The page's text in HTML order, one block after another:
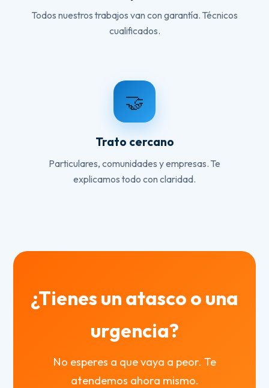
Todos nuestros trabajos van con garantía. Técnicos
cualificados.
🤝
Trato cercano
Particulares, comunidades y empresas. Te
explicamos todo con claridad.
¿Tienes un atasco o una
urgencia?
No esperes a que vaya a peor. Te
atendemos ahora mismo.